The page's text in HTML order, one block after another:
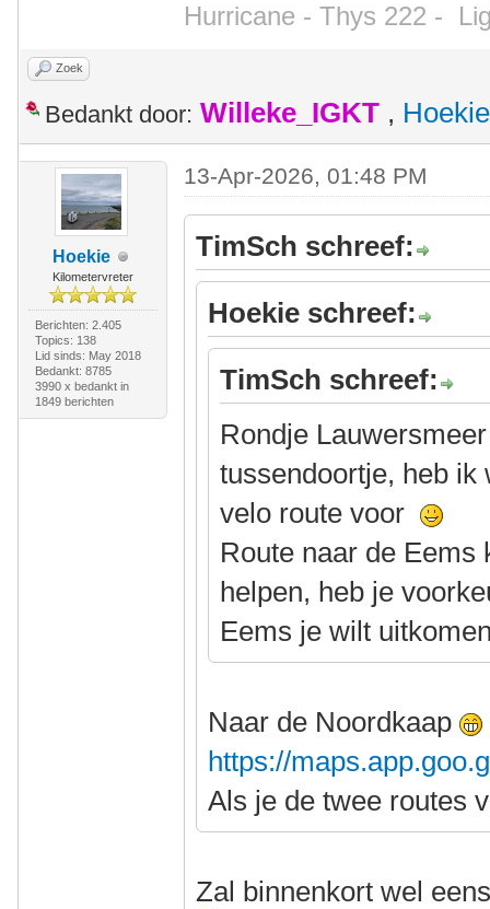
Hurricane - Thys 222 -
Zoek
Bedankt door: Willeke_IGKT , Hoekie
Hoekie
Kilometervreter
Berichten: 2.405
Topics: 138
Lid sinds: May 2018
Bedankt: 8785
3990 x bedankt in
1849 berichten
13-Apr-2026, 01:48 PM
TimSch schreef:
Hoekie schreef:
TimSch schreef:
Rondje
tussendoortje, heb ik
velo route voor
Route naar de Eems
helpen, heb je
Eems je wilt
Naar de Noordkaap
https://
Als je de twee routes
Zal binnenkort wel